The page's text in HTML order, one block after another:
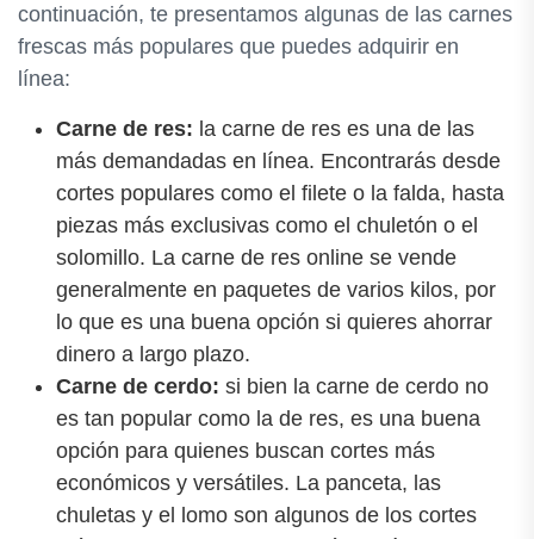
continuación, te presentamos algunas de las carnes
frescas más populares que puedes adquirir en
línea:
Carne de res: la carne de res es una de las
más demandadas en línea. Encontrarás desde
cortes populares como el filete o la falda, hasta
piezas más exclusivas como el chuletón o el
solomillo. La carne de res online se vende
generalmente en paquetes de varios kilos, por
lo que es una buena opción si quieres ahorrar
dinero a largo plazo.
Carne de cerdo: si bien la carne de cerdo no
es tan popular como la de res, es una buena
opción para quienes buscan cortes más
económicos y versátiles. La panceta, las
chuletas y el lomo son algunos de los cortes